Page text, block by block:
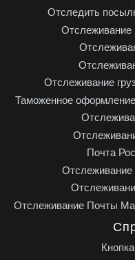
Отследить
Отслеживание
Отслеживание
Таможенное
Почта
Отслеживание Почты